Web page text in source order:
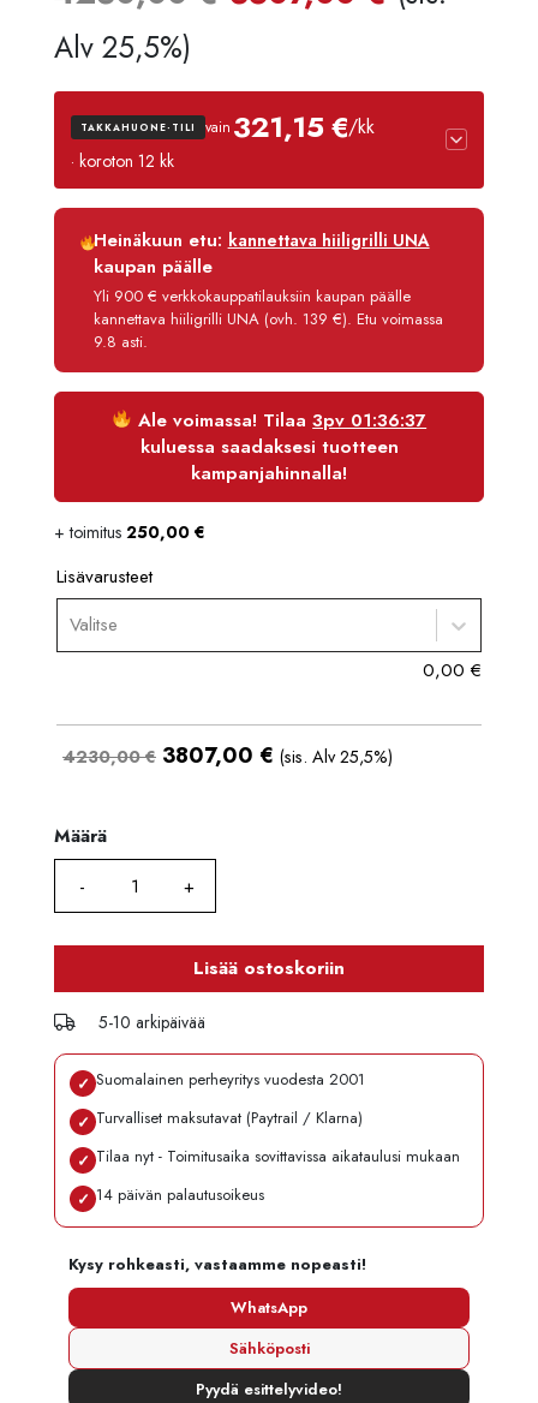
oli:
4230,00 €.
on:
Alv 25,5%)
TAKKAHUONE-TILI vain 321,15 €/kk
· koroton 12 kk
Luottoaika
12 kk
Korko
Käsittelymaksu
3,90 €/kk
Maksettava yhteensä
3 853,80 €
Heinäkuun etu: kannettava hiiligrilli UNA
kaupan päälle
Yli 900 € verkkokauppatilauksiin kaupan päälle
kannettava hiiligrilli UNA (ovh. 139 €). Etu voimassa
9.8 asti.
Ale voimassa! Tilaa 3pv 01:36:36
kuluessa saadaksesi tuotteen
kampanjahinnalla!
+ toimitus 250,00 €
Lisävarusteet
Valitse
0,00 €
4230,00 € 3807,00 € (sis. Alv 25,5%)
Määrä
Määrä
Lisää ostoskoriin
5-10 arkipäivää
✓ Suomalainen perheyritys vuodesta 2001
✓ Turvalliset maksutavat (Paytrail / Klarna)
✓ Tilaa nyt - Toimitusaika sovittavissa aikataulusi mukaan
✓ 14 päivän palautusoikeus
Kysy rohkeasti, vastaamme nopeasti!
WhatsApp
Sähköposti
Pyydä esittelyvideo!